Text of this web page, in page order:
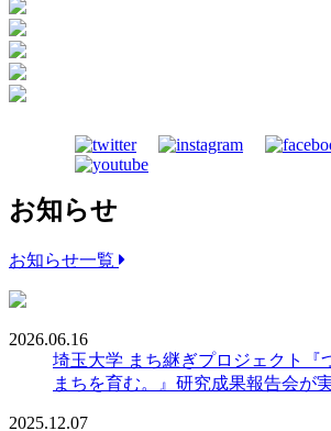
お知らせ
お知らせ一覧
2026.06.16
埼玉大学 まち継ぎプロジェクト『
まちを育む。』研究成果報告会が
2025.12.07